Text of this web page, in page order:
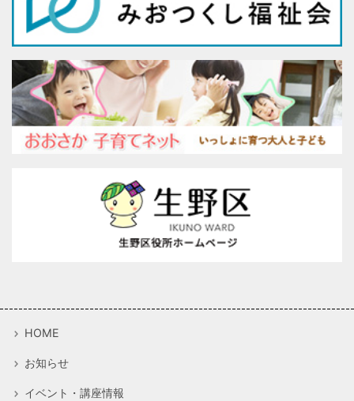
HOME
お知らせ
イベント・講座情報